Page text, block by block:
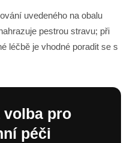
uvedeného na obalu
pestrou stravu; při
léčbě je vhodné poradit se s
volba pro
péči